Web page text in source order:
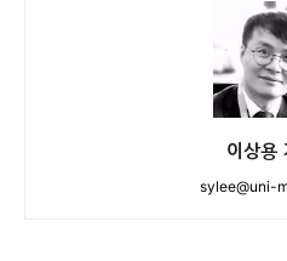
이상용
sylee@uni-